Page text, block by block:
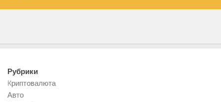
Рубрики
Kриптовалюта
Авто